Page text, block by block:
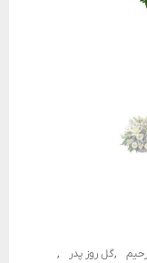
,گل روز پدر ,